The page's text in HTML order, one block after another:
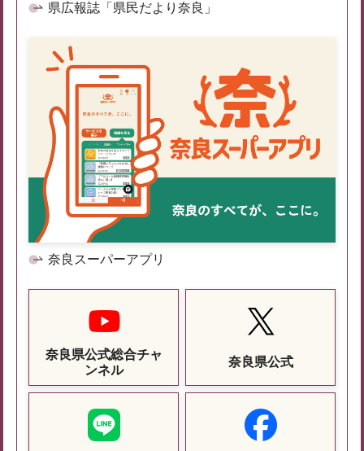
県広報誌「県民だより奈良」
奈良スーパーアプリ
奈良県公式総合チャ
ンネル
奈良県公式